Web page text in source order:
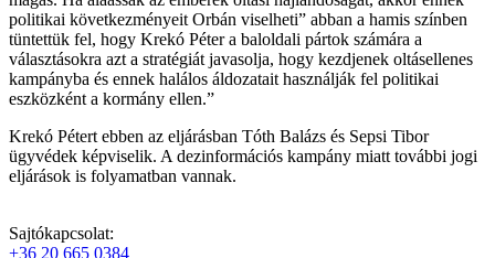
politikai következményeit Orbán viselheti” abban a hamis színben
tüntettük fel, hogy Krekó Péter a baloldali pártok számára a
választásokra azt a stratégiát javasolja, hogy kezdjenek oltásellenes
kampányba és ennek halálos áldozatait használják fel politikai
eszközként a kormány ellen.”
Krekó Pétert ebben az eljárásban Tóth Balázs és Sepsi Tibor
ügyvédek képviselik. A dezinformációs kampány miatt további jogi
eljárások is folyamatban vannak.
Sajtókapcsolat:
+36 20 665 0384